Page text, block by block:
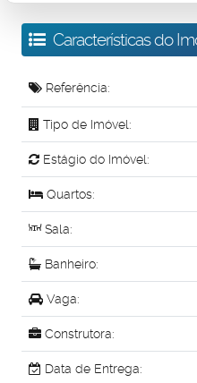
Características do
Referência:
Tipo de Imóvel:
Estágio do Imóvel:
Quartos:
Sala:
Banheiro:
Vaga:
Construtora:
Data de Entrega: